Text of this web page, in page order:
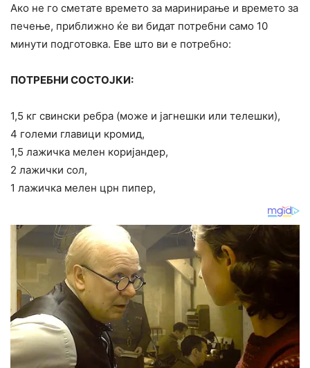
Ако не го сметате времето за маринирање и времето за
печење, приближно ќе ви бидат потребни само 10
минути подготовка. Еве што ви е потребно:
ПОТРЕБНИ СОСТОЈКИ:
1,5 кг свински ребра (може и јагнешки или телешки),
4 големи главици кромид,
1,5 лажичка мелен коријандер,
2 лажички сол,
1 лажичка мелен црн пипер,